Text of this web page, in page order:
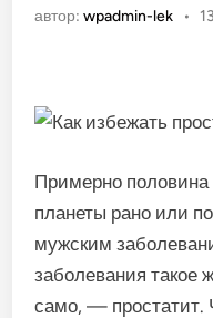
автор:wpadmin-lek •
Примерно половина
планеты рано или
мужским
заболевания такое
само, — простатит.